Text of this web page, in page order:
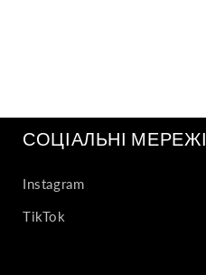
СОЦІАЛЬНІ МЕРЕЖІ
Instagram
TikTok